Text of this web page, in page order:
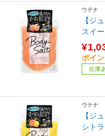
ウテナ
【ジ
スイ
ポイ
在庫
ウテナ
【ジ
シトラ